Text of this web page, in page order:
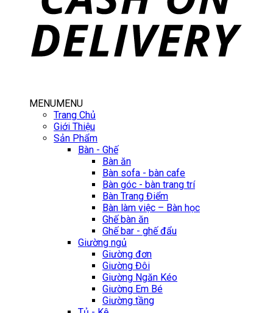
MENUMENU
Trang Chủ
Giới Thiệu
Sản Phẩm
Bàn - Ghế
Bàn ăn
Bàn sofa - bàn cafe
Bàn góc - bàn trang trí
Bàn Trang Điểm
Bàn làm việc – Bàn học
Ghế bàn ăn
Ghế bar - ghế đẩu
Giường ngủ
Giường đơn
Giường Đôi
Giường Ngăn Kéo
Giường Em Bé
Giường tầng